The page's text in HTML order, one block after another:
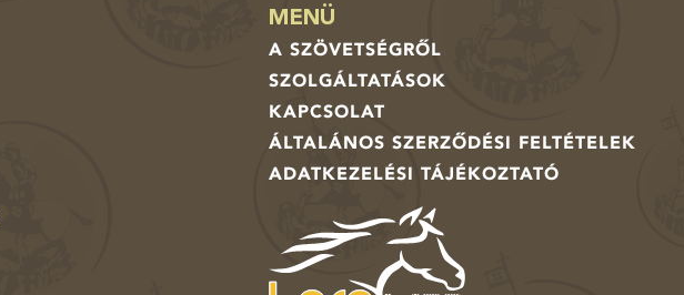
MENÜ
A SZÖVETSÉGRŐL
SZOLGÁLTATÁSOK
KAPCSOLAT
ÁLTALÁNOS SZERZŐDÉSI FELTÉTELEK
ADATKEZELÉSI TÁJÉKOZTATÓ